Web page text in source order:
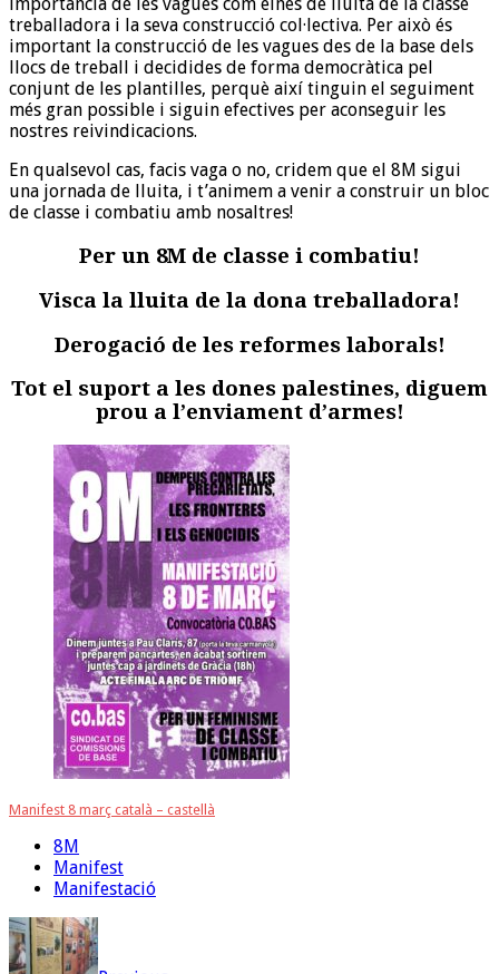
importància de les vagues com eines de lluita de la classe
treballadora i la seva construcció col·lectiva. Per això és
important la construcció de les vagues des de la base dels
llocs de treball i decidides de forma democràtica pel
conjunt de les plantilles, perquè així tinguin el seguiment
més gran possible i siguin efectives per aconseguir les
nostres reivindicacions.
En qualsevol cas, facis vaga o no, cridem que el 8M sigui
una jornada de lluita, i t’animem a venir a construir un bloc
de classe i combatiu amb nosaltres!
Per un 8M de classe i combatiu!
Visca la lluita de la dona treballadora!
Derogació de les reformes laborals!
Tot el suport a les dones palestines, diguem
prou a l’enviament d’armes!
Manifest 8 març català – castellà
8M
Manifest
Manifestació